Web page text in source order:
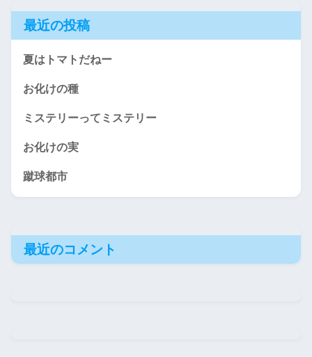
最近の投稿
夏はトマトだねー
お化けの種
ミステリーってミステリー
お化けの実
蹴球都市
最近のコメント